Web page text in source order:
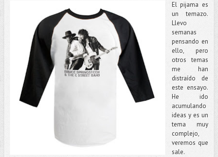
El pijama es
un temazo.
Llevo
semanas
pensando en
ello, pero
otros temas
me han
distraído de
este ensayo.
He ido
acumulando
ideas y es un
tema muy
complejo,
veremos que
sale.